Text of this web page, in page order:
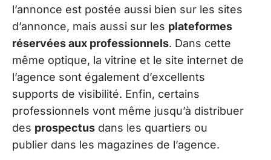
l’annonce est postée aussi bien sur les sites
d’annonce, mais aussi sur les plateformes
réservées aux professionnels. Dans cette
même optique, la vitrine et le site internet de
l’agence sont également d’excellents
supports de visibilité. Enfin, certains
professionnels vont même jusqu’à distribuer
des prospectus dans les quartiers ou
publier dans les magazines de l’agence.